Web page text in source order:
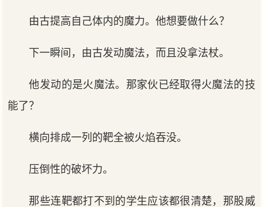
由古提高自己体内的魔力。他想要做什么？
下一瞬间，由古发动魔法，而且没拿法杖。
他发动的是火魔法。那家伙已经取得火魔法的技
能了？
横向排成一列的靶全被火焰吞没。
压倒性的破坏力。
那些连靶都打不到的学生应该都很清楚，那股威